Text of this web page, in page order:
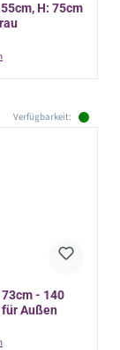
H: 75cm
Verfügbarkeit:
- 140
Außen